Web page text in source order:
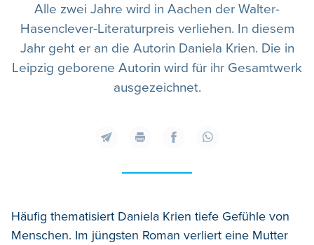
Alle zwei Jahre wird in Aachen der Walter-
Hasenclever-Literaturpreis verliehen. In diesem
Jahr geht er an die Autorin Daniela Krien. Die in
Leipzig geborene Autorin wird für ihr Gesamtwerk
ausgezeichnet.
Häufig thematisiert Daniela Krien tiefe Gefühle von
Menschen. Im jüngsten Roman verliert eine Mutter